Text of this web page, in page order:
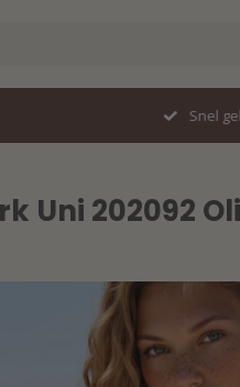
Snel geleverd
Uni 202092